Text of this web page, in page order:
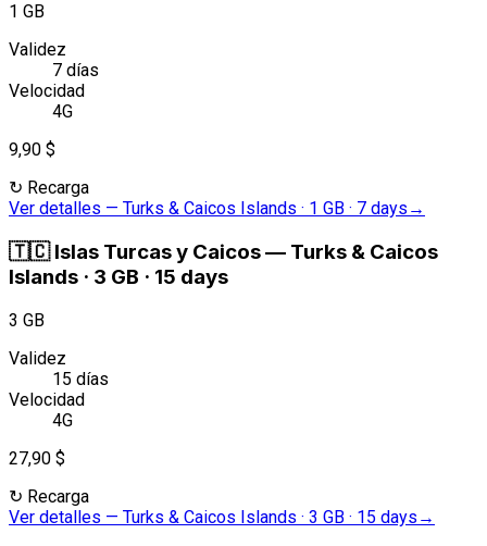
1 GB
Validez
7 días
Velocidad
4G
9,90 $
↻ Recarga
Ver detalles — Turks & Caicos Islands · 1 GB · 7 days →
🇹🇨 Islas Turcas y Caicos— Turks & Caicos
Islands · 3 GB · 15 days
3 GB
Validez
15 días
Velocidad
4G
27,90 $
↻ Recarga
Ver detalles — Turks & Caicos Islands · 3 GB · 15 days →